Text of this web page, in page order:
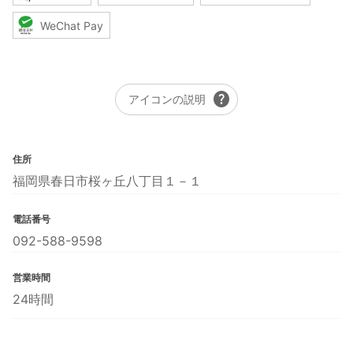
WeChat Pay
アイコンの説明 help
住所
福岡県春日市桜ヶ丘八丁目１－１
電話番号
092-588-9598
営業時間
24時間